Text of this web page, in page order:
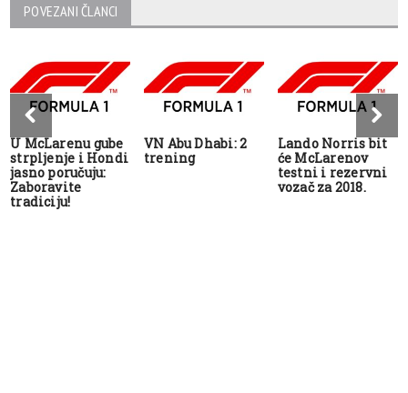
POVEZANI ČLANCI
U McLarenu gube
strpljenje i Hondi
jasno poručuju:
Zaboravite
tradiciju!
VN Abu Dhabi: 2
trening
Lando Norris bit
će McLarenov
testni i rezervni
vozač za 2018.